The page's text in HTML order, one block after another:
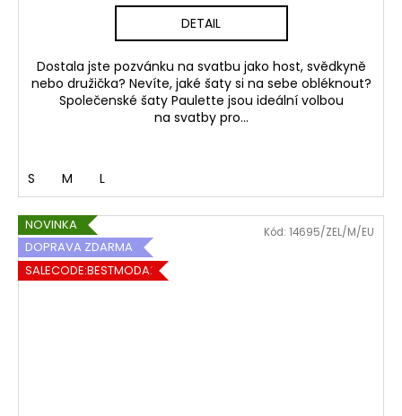
DETAIL
Dostala jste pozvánku na svatbu jako host, svědkyně
nebo družička? Nevíte, jaké šaty si na sebe obléknout?
Společenské šaty Paulette jsou ideální volbou
na svatby pro...
S M L
NOVINKA
DOPRAVA ZDARMA
SALECODE:BESTMODA20:20:%
Kód: 14695/ZEL/M/EU